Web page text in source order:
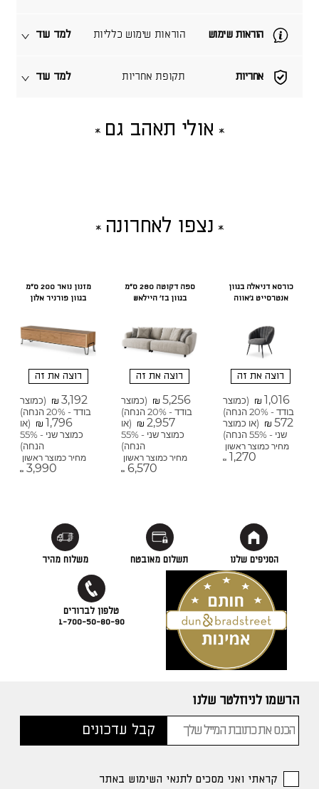
אחריות תקופת אחריות למד עוד
הוראות שימוש הוראות שימוש כלליות למד עוד
אולי תאהב גם
נצפו לאחרונה
כורסא דניאלה בגוון
אנטרסייט ג'אווה
רוצה את זה
₪ 1,016
(כמוצר
בודד - 20% הנחה)
₪ 572
(או כמוצר
שני - 55% הנחה)
מחיר כמוצר ראשון
₪ 1,270
ספה דקוטה 280 ס"מ
בגוון בז' היילאש
רוצה את זה
₪ 5,256
(כמוצר
בודד - 20% הנחה)
₪ 2,957
(או
כמוצר שני - 55%
הנחה)
מחיר כמוצר ראשון
₪ 6,570
מזנון נואר 200 ס"מ
בגוון פורניר אלון
רוצה את זה
₪ 3,192
(כמוצר
בודד - 20% הנחה)
₪ 1,796
(או
כמוצר שני - 55%
הנחה)
מחיר כמוצר ראשון
₪ 3,990
הסניפים שלנו תשלום מאובטח משלוח מהיר
1-700-50-80-90
הרשמו לניוזלטר שלנו
קראתי ואני מסכים לתנאי השימוש באתר